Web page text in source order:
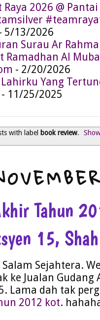
2026 @ Pantai
5/13/2026
Surau Ar
Ramadhan Al
- 2/20/2026
Yang
- 11/25/2025
with label book review.
Tahun
15,
Sejahtera.
ke Jualan Gudang
Lama dah tak
2012 kot.